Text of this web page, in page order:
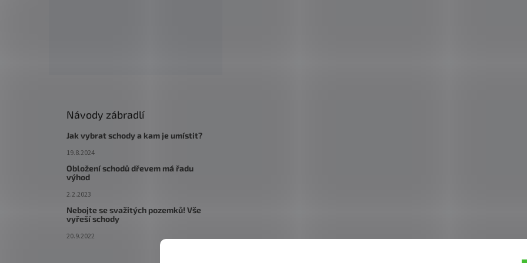
Návody zábradlí
Jak vybrat schody a kam je umístit?
19.8.2024
Obložení schodů dřevem má řadu
výhod
2.2.2023
Nebojte se svažitých pozemků! Vše
vyřeší schody
20.9.2022